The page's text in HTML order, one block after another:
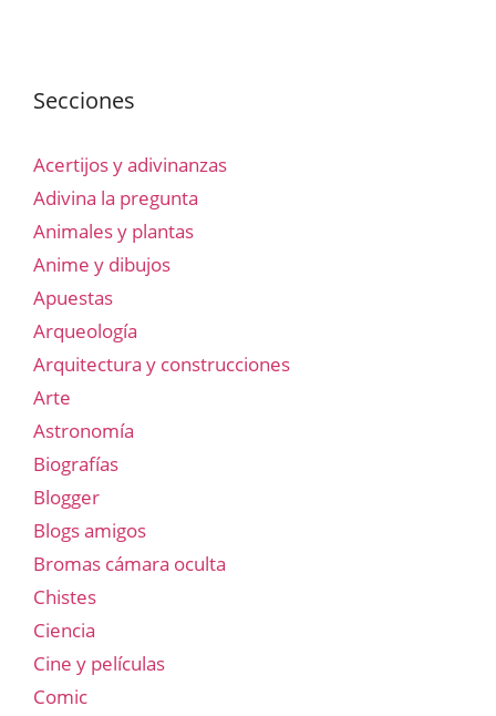
Secciones
Acertijos y adivinanzas
Adivina la pregunta
Animales y plantas
Anime y dibujos
Apuestas
Arqueología
Arquitectura y construcciones
Arte
Astronomía
Biografías
Blogger
Blogs amigos
Bromas cámara oculta
Chistes
Ciencia
Cine y películas
Comic